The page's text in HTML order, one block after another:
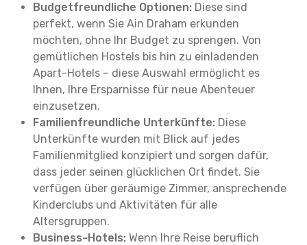
Budgetfreundliche Optionen: Diese sind
perfekt, wenn Sie Ain Draham erkunden
möchten, ohne Ihr Budget zu sprengen. Von
gemütlichen Hostels bis hin zu einladenden
Apart-Hotels – diese Auswahl ermöglicht es
Ihnen, Ihre Ersparnisse für neue Abenteuer
einzusetzen.
Familienfreundliche Unterkünfte: Diese
Unterkünfte wurden mit Blick auf jedes
Familienmitglied konzipiert und sorgen dafür,
dass jeder seinen glücklichen Ort findet. Sie
verfügen über geräumige Zimmer, ansprechende
Kinderclubs und Aktivitäten für alle
Altersgruppen.
Business-Hotels: Wenn Ihre Reise beruflich